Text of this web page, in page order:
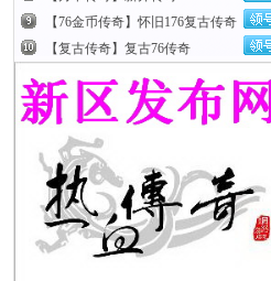
【76金币传奇】怀旧176复古传奇
【复古传奇】复古76传奇